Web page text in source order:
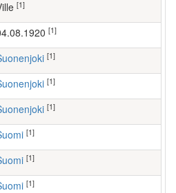
Ville [1]
04.08.1920 [1]
Suonenjoki [1]
Suonenjoki [1]
Suonenjoki [1]
Suomi [1]
Suomi [1]
Suomi [1]